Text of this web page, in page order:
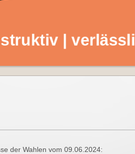
der Wahlen vom 09.06.2024: